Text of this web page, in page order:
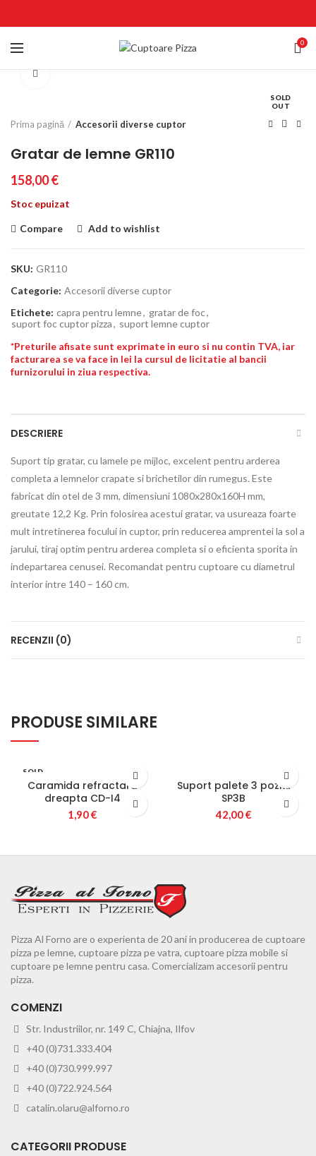
0
SOLD
OUT
Prima pagină Accesorii diverse cuptor
Gratar de lemne GR110
158,00€
Stoc epuizat
Compare Add to wishlist
SKU: GR110
Categorie: Accesorii diverse cuptor
Etichete: capra pentru lemne, gratar de foc,
suport foc cuptor pizza, suport lemne cuptor
*Preturile afisate sunt exprimate in euro si nu contin TVA, iar
facturarea se va face in lei la cursul de licitatie al bancii
furnizorului in ziua respectiva.
DESCRIERE
Suport tip gratar, cu lamele pe mijloc, excelent pentru arderea
completa a lemnelor crapate si brichetilor din rumegus. Este
fabricat din otel de 3 mm, dimensiuni 1080x280x160H mm,
greutate 12,2 Kg. Prin folosirea acestui gratar, va usureaza foarte
mult intretinerea focului in cuptor, prin reducerea amprentei la sol a
jarului, tiraj optim pentru arderea completa si o eficienta sporita in
indepartarea cenusei. Recomandat pentru cuptoare cu diametrul
interior intre 140 – 160 cm.
RECENZII (0)
PRODUSE SIMILARE
SOLD
OUT
Caramida refractara
dreapta CD-I4
1,90€
Suport palete 3 pozitii
SP3B
42,00€
Pizza Al Forno are o experienta de 20 ani in producerea de cuptoare
pizza pe lemne, cuptoare pizza pe vatra, cuptoare pizza mobile si
cuptoare pe lemne pentru casa. Comercializam accesorii pentru
pizza.
COMENZI
Str. Industriilor, nr. 149 C, Chiajna, Ilfov
+40 (0)731.333.404
+40 (0)730.999.997
+40 (0)722.924.564
catalin.olaru@alforno.ro
CATEGORII PRODUSE